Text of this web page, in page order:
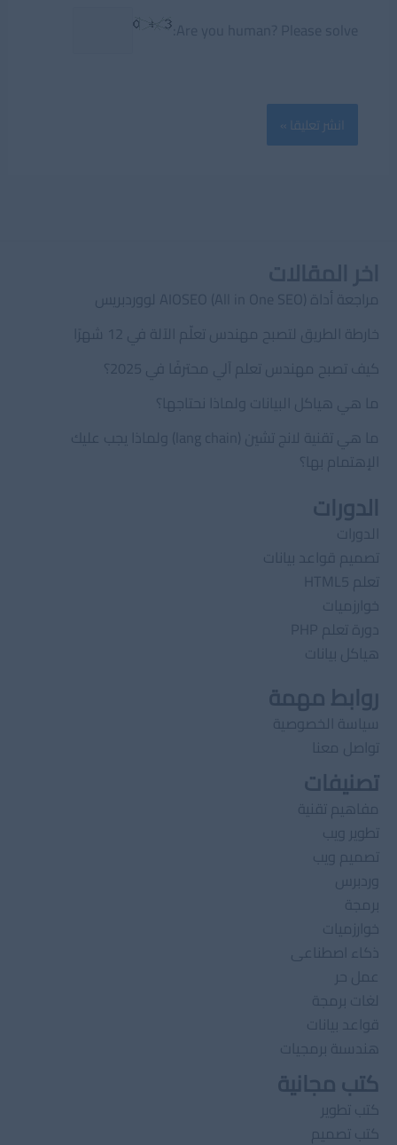
مراجعة أداة AIOSEO (All in One SEO) لووردبريس
خارطة الطريق لتصبح مهندس تعلّم الآلة في 12 شهرًا
كيف تصبح مهندس تعلم آلي محترفًا في 2025؟
ما هي هياكل البيانات ولماذا نحتاجها؟
ما هي تقنية لانج تشين (lang chain) ولماذا يجب عليك
الإهتمام بها؟
الدورات
الدورات
تصميم قواعد بيانات
تعلم HTML5
خوارزميات
دورة تعلم PHP
هياكل بيانات
روابط مهمة
سياسة الخصوصية
تواصل معنا
تصنيفات
مفاهيم تقنية
تطوير ويب
تصميم ويب
وردبرس
برمجة
خوارزميات
ذكاء اصطناعى
عمل حر
لغات برمجة
قواعد بيانات
هندسىة برمجيات
كتب مجانية
كتب تطوير
كتب تصميم